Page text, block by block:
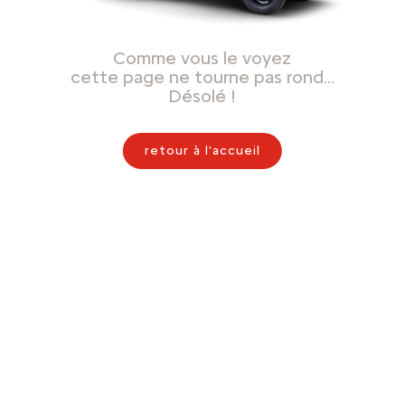
Comme vous le voyez
cette page ne tourne pas rond…
Désolé !
retour à l'accueil